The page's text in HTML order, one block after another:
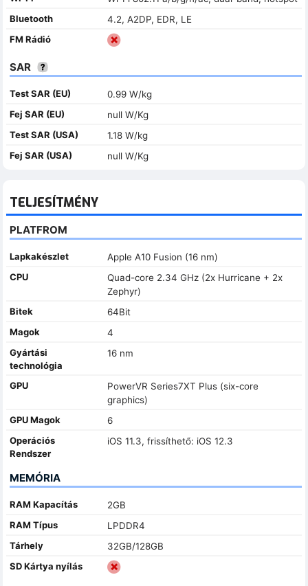
Bluetooth
4.2, A2DP, EDR, LE
FM Rádió
SAR
Test SAR (EU)
0.99 W/kg
Fej SAR (EU)
null W/Kg
Test SAR (USA)
1.18 W/kg
Fej SAR (USA)
null W/Kg
TELJESÍTMÉNY
PLATFROM
Lapkakészlet
Apple A10 Fusion (16 nm)
CPU
Quad-core 2.34 GHz (2x Hurricane + 2x
Zephyr)
Bitek
64Bit
Magok
4
Gyártási
technológia
16 nm
GPU
PowerVR Series7XT Plus (six-core
graphics)
GPU Magok
6
Operációs
Rendszer
iOS 11.3, frissíthető: iOS 12.3
MEMÓRIA
RAM Kapacítás
2GB
RAM Típus
LPDDR4
Tárhely
32GB/128GB
SD Kártya nyílás